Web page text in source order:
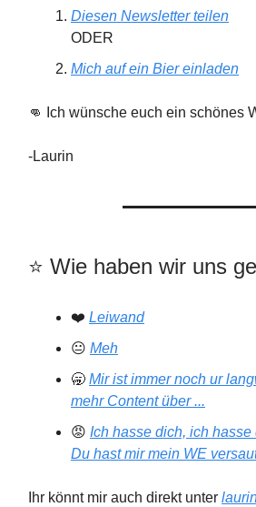
Diesen Newsletter teilen
ODER
Mich auf ein Bier einladen
👊 Ich wünsche euch ein schönes
-Laurin
⭐️️ Wie haben wir uns
❤️ Leiwand
😐 Meh
🥱 Mir ist immer noch ur
mehr Content über ...
😡 Ich hasse dich, ich
Du hast mir mein WE
Ihr könnt mir auch direkt unter